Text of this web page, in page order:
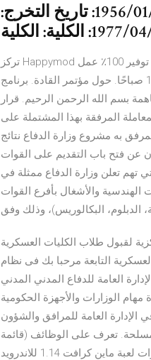
الرتبة: فريق أول: السلاح: المشاة: تاريخ الميلاد: 1956/01/29: تاريخ التخرج:
01: الكلية: الكلية
تركز Happymod على توفير 100٪ عمل Mods لمحبي اللعبة والتطبيقات.تاريخ Happymod واختيار 100 ٪ تعمل mod
بالنسبة لك.. "دور الدفاع في المرونة الوطنية ما بعد 2020. 16 نوفمبر2020، الساعة 11 صباحًا. حول مؤتمر القادة. برنامج
بسم الله الرحمن الرحيم. قرار
الاطلاع على المعاملة المرفقة بهذا المشتملة على
الملكي وزير الداخلية رقم ٣ / ٢٠٣٧٤ وتاريخ ٢٨ / ٦ / ١٣٩٨ هـ المرفق به مشروع وزارة الدفاع نتائج
بالاعلان عن فتح باب التقديم على القوات
تهم تعلن وزارة الدفاع ممثلة في
عن توفر عدد (1493) وظيفة في الإدارات الهندسية والأشغال بأفرع القوات
الدبلوم، البكالوريس)، وذلك وفق
لقبول طلاب الكليات العسكرية
التابعة مرحبا بك فى نظام
العامة للدفاع المدني المدني
مهام الوزارات والأجهزة الحكومية
الإدارة العامة للمرافق والشؤون
القوات المسلحة. تعرف على الوظائف (قائمة
الوظائف) مميزات لعبة ماين كرافت 1.14 للاندرويد Minecraft Pocket Edition الأصلية مهكرة APK. القدرة على